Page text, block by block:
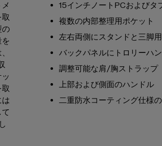
の
15インチノートPCおよびタ
複数の内部整理用ポケット
左右両側にスタンドと三脚
バックパネルにトロリーハ
調整可能な肩/胸ストラップ
上部および側面のハンドル
二重防水コーティング仕様